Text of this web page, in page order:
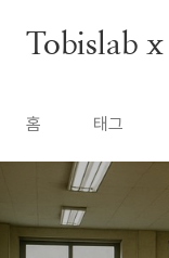
Tobislab
홈 태그